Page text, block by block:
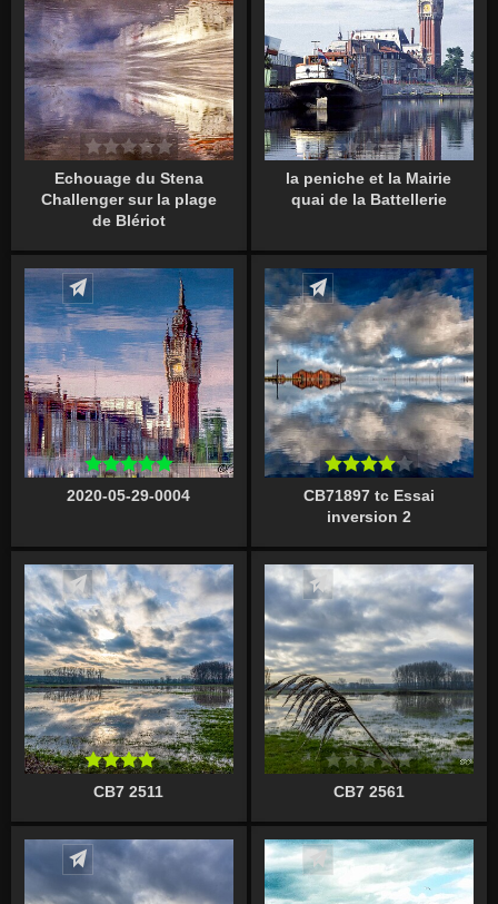
Echouage du Stena
Challenger sur la plage
de Blériot
la peniche et la Mairie
quai de la Battellerie
Écrire un commentaire
2020-05-29-0004
Écrire un commentaire
CB71897 tc Essai
inversion 2
Écrire un commentaire
CB7 2511
Écrire un commentaire
CB7 2561
Écrire un commentaire Écrire un commentaire